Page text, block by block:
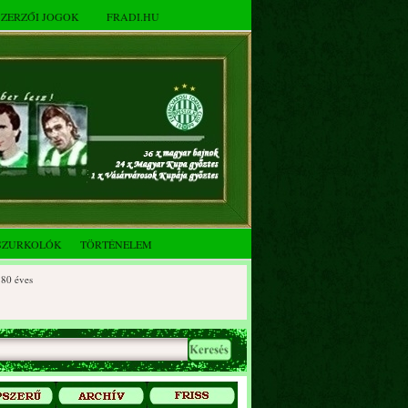
JOGOK FRADI.HU
TÖRTÉNELEM
éves